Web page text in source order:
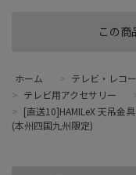
この商
ホーム > テレビ・レコ
> テレビ用アクセサリー
> [直送10]HAMILeX 天吊金
(本州四国九州限定)